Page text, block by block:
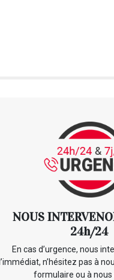
NOUS
24h/24
En cas d’urgence, nous
l’immédiat, n’hésitez pas à
formulaire ou à nous